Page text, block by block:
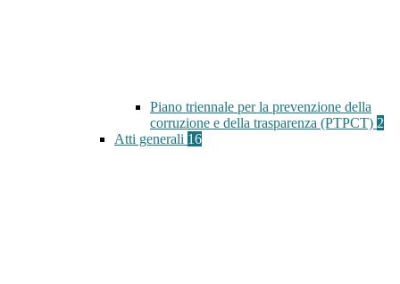
Piano triennale per la prevenzione della
corruzione e della trasparenza (PTPCT) 2
Atti generali 16